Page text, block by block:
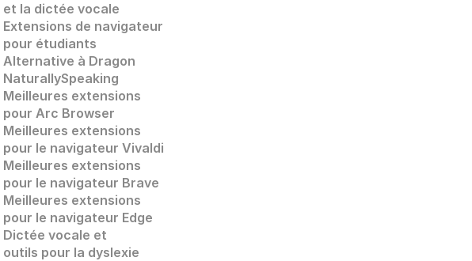
et la dictée vocale
Extensions de navigateur
pour étudiants
Alternative à Dragon
NaturallySpeaking
Meilleures extensions
pour Arc Browser
Meilleures extensions
pour le navigateur Vivaldi
Meilleures extensions
pour le navigateur Brave
Meilleures extensions
pour le navigateur Edge
Dictée vocale et
outils pour la dyslexie